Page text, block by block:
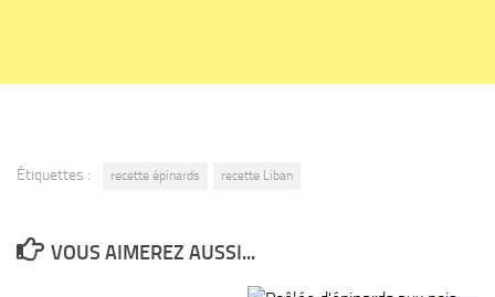
Étiquettes : recette épinards recette Liban
VOUS AIMEREZ AUSSI...